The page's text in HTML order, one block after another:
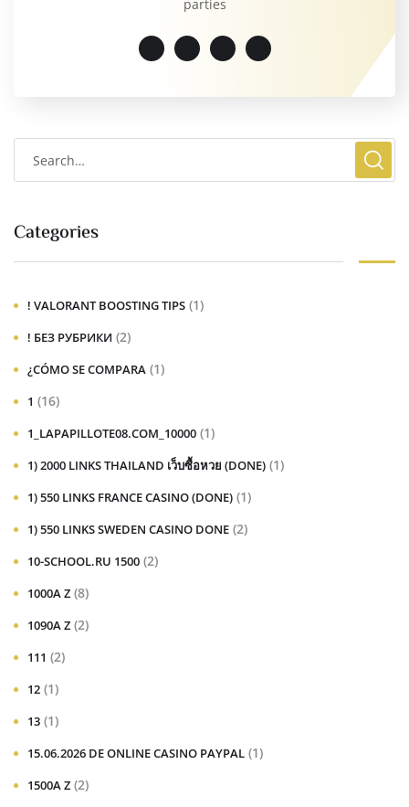
parties
Categories
! VALORANT BOOSTING TIPS (1)
! БЕЗ РУБРИКИ (2)
¿CÓMO SE COMPARA (1)
1 (16)
1_LAPAPILLOTE08.COM_10000 (1)
1) 2000 LINKS THAILAND เว็บซื้อหวย (DONE) (1)
1) 550 LINKS FRANCE CASINO (DONE) (1)
1) 550 LINKS SWEDEN CASINO DONE (2)
10-SCHOOL.RU 1500 (2)
1000A Z (8)
1090A Z (2)
111 (2)
12 (1)
13 (1)
15.06.2026 DE ONLINE CASINO PAYPAL (1)
1500A Z (2)